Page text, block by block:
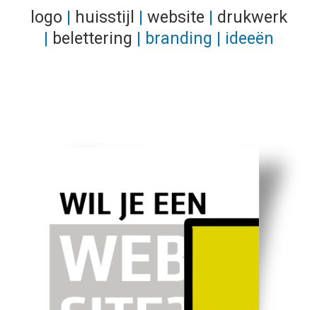
logo| huisstijl | website| drukwerk
| belettering | branding | ideeën